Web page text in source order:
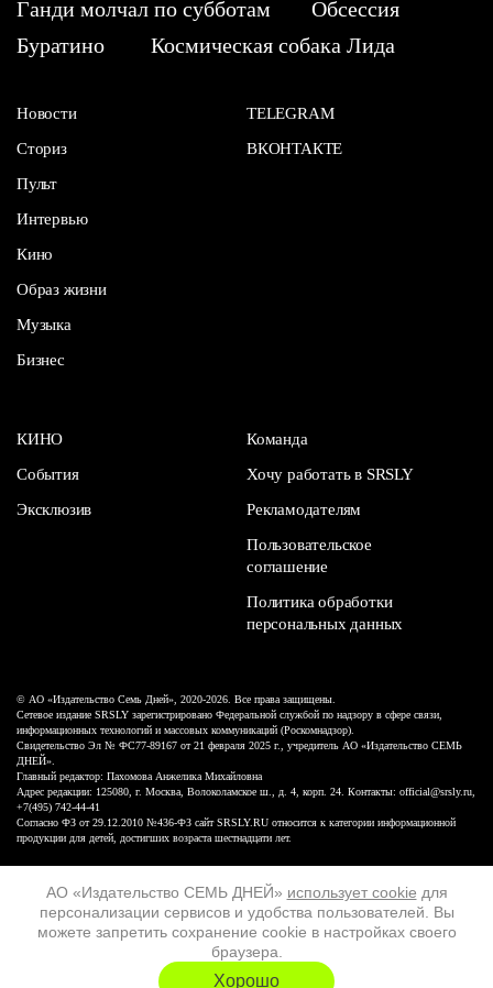
АО «Издательство СЕМЬ ДНЕЙ» использует cookie для
персонализации сервисов и удобства пользователей. Вы
можете запретить сохранение cookie в настройках своего
браузера.
Хорошо
Ганди молчал по субботам
Обсессия
Буратино
Космическая собака Лида
Новости
Сториз
Пульт
Интервью
Кино
Образ жизни
Музыка
Бизнес
TELEGRAM
ВКОНТАКТЕ
КИНО
События
Эксклюзив
Команда
Хочу работать в SRSLY
Рекламодателям
Пользовательское
соглашение
Политика обработки
персональных данных
16+
© АО «Издательство Семь Дней», 2020-2026. Все права защищены.
Сетевое издание SRSLY зарегистрировано Федеральной службой по надзору в сфере связи,
информационных технологий и массовых коммуникаций (Роскомнадзор).
Свидетельство Эл № ФС77-89167 от 21 февраля 2025 г., учредитель АО «Издательство СЕМЬ
ДНЕЙ».
Главный редактор: Пахомова Анжелика Михайловна
Адрес редакции: 125080, г. Москва, Волоколамское ш., д. 4, корп. 24. Контакты: official@srsly.ru,
+7(495) 742-44-41
Согласно ФЗ от 29.12.2010 №436-ФЗ сайт SRSLY.RU относится к категории информационной
продукции для детей, достигших возраста шестнадцати лет.
ХОЧУ ЕЩЁ